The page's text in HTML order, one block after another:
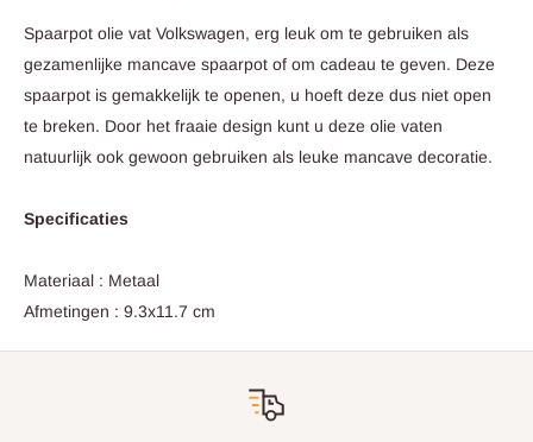
Spaarpot olie vat Volkswagen, erg leuk om te gebruiken als
gezamenlijke mancave spaarpot of om cadeau te geven. Deze
spaarpot is gemakkelijk te openen, u hoeft deze dus niet open
te breken. Door het fraaie design kunt u deze olie vaten
natuurlijk ook gewoon gebruiken als leuke mancave decoratie.
Specificaties
Materiaal : Metaal
Afmetingen : 9.3x11.7 cm